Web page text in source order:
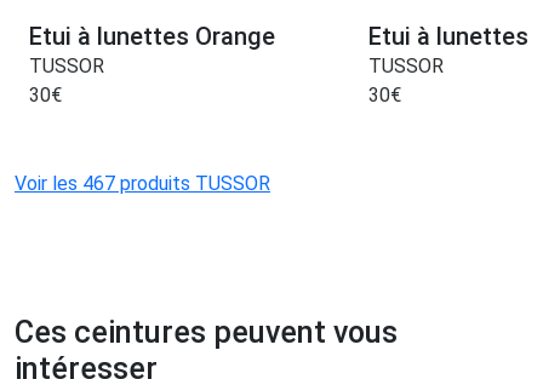
Etui à lunettes Orange
TUSSOR
30€
Etui à lunettes
TUSSOR
30€
Voir les 467 produits TUSSOR
Ces ceintures peuvent vous
intéresser